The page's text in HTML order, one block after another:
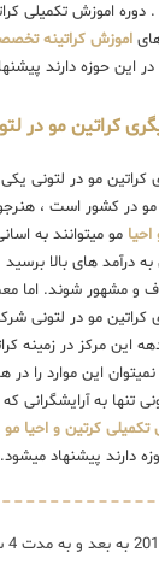
دوره اموزش تکمیلی
اموزش کراتینه
کراتین مو در
مو در لتونی یکی
مو در کشور است ،
مو میتوانند به
درآمد های بالا
و مشهور شوند. اما
مو در لتونی
این مرکز در زمینه
این موارد را
تنها به آرایشگرانی
کرتین و احیا مو
دارند پیشنهاد میشود.